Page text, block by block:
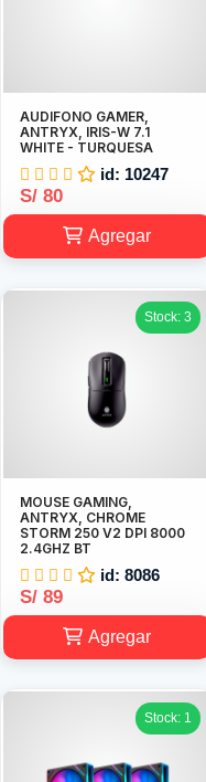
AUDIFONO GAMER,
ANTRYX, IRIS-W 7.1
WHITE - TURQUESA
id: 10247
S/ 80
Agregar
Stock: 3
MOUSE GAMING,
ANTRYX, CHROME
STORM 250 V2 DPI 8000
2.4GHZ BT
id: 8086
S/ 89
Agregar
Stock: 1